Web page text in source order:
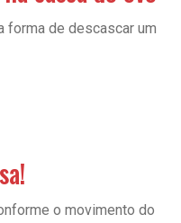
forma de descascar um
o movimento do